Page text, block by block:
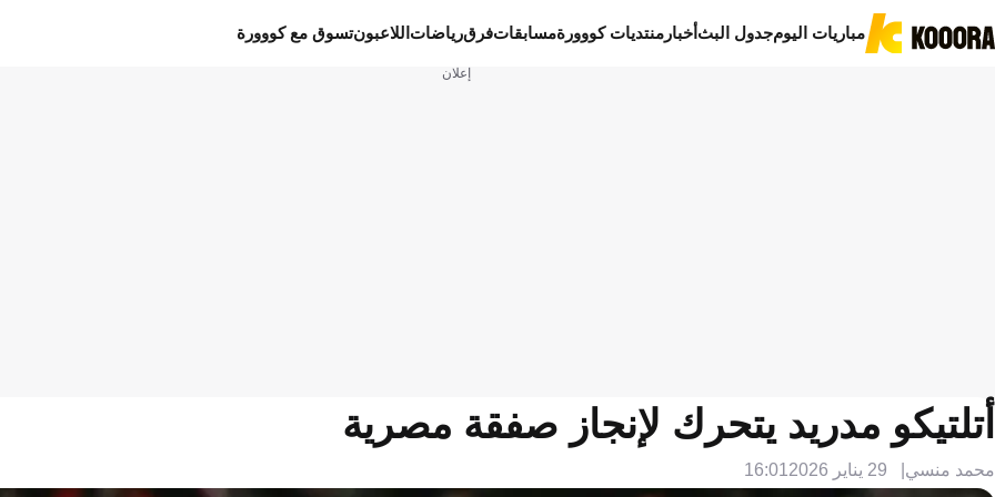
مباريات اليومجدول البثأخبار منتديات كووورةمسابقاتفرقرياضات اللاعبونتسوق مع كووورة
إعلان
أتلتيكو مدريد يتحرك لإنجاز صفقة مصرية
محمد منسي 29 يناير 2026 16:01